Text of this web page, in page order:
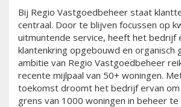
Bij Regio Vastgoedbeheer staat
centraal. Door te blijven focussen op
uitmuntende service, heeft het bedrijf
klantenkring opgebouwd en organisch
ambitie van Regio Vastgoedbeheer
recente mijlpaal van 50+ woningen.
toekomst droomt het bedrijf ervan om
grens van 1000 woningen in beheer te